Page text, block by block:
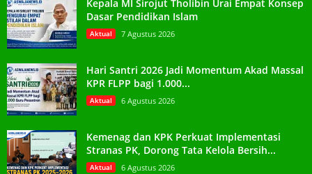
Kepala MI Sirojut Tholibin Urai Empat Konsep
Dasar Pendidikan Islam
Aktual 7 Agustus 2026
Hari Santri 2026 Jadi Momentum Akad Massal
KPR FLPP bagi 1.000...
Aktual 6 Agustus 2026
Kemenag dan KPK Perkuat Implementasi
Stranas PK, Dorong Tata Kelola Bersih...
Aktual 6 Agustus 2026